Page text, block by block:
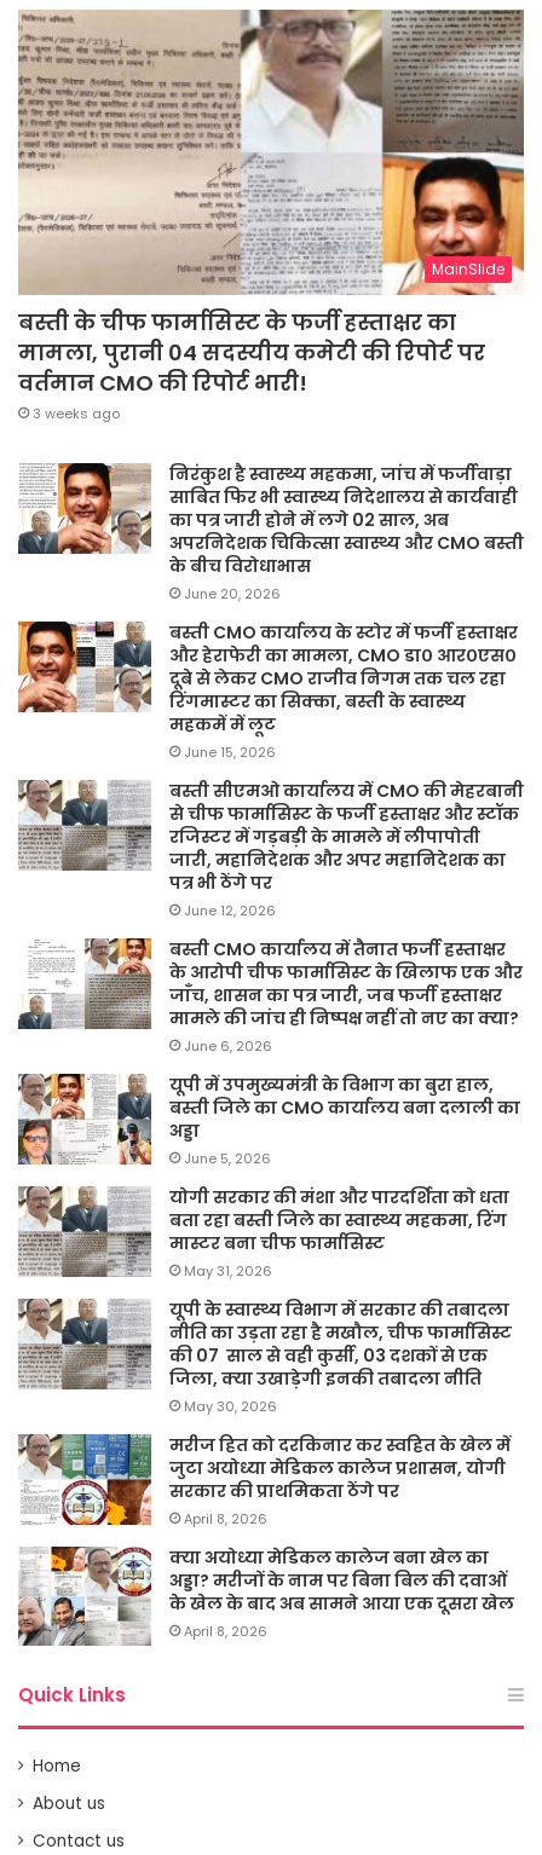
MainSlide
बस्ती के चीफ फार्मासिस्ट के फर्जी हस्ताक्षर का
मामला, पुरानी 04 सदस्यीय कमेटी की रिपोर्ट पर
वर्तमान CMO की रिपोर्ट भारी!
3 weeks ago
निरंकुश है स्वास्थ्य महकमा, जांच में फर्जीवाड़ा
साबित फिर भी स्वास्थ्य निदेशालय से कार्यवाही
का पत्र जारी होने में लगे 02 साल, अब
अपरनिदेशक चिकित्सा स्वास्थ्य और CMO बस्ती
के बीच विरोधाभास
June 20, 2026
बस्ती CMO कार्यालय के स्टोर में फर्जी हस्ताक्षर
और हेराफेरी का मामला, CMO डा० आर०एस०
दूबे से लेकर CMO राजीव निगम तक चल रहा
रिंगमास्टर का सिक्का, बस्ती के स्वास्थ्य
महकमें में लूट
June 15, 2026
बस्ती सीएमओ कार्यालय में CMO की मेहरबानी
से चीफ फार्मासिस्ट के फर्जी हस्ताक्षर और स्टॉक
रजिस्टर में गड़बड़ी के मामले में लीपापोती
जारी, महानिदेशक और अपर महानिदेशक का
पत्र भी ठेंगे पर
June 12, 2026
बस्ती CMO कार्यालय में तैनात फर्जी हस्ताक्षर
के आरोपी चीफ फार्मासिस्ट के खिलाफ एक और
जाँच, शासन का पत्र जारी, जब फर्जी हस्ताक्षर
मामले की जांच ही निष्पक्ष नहीं तो नए का क्या?
June 6, 2026
यूपी में उपमुख्यमंत्री के विभाग का बुरा हाल,
बस्ती जिले का CMO कार्यालय बना दलाली का
अड्डा
June 5, 2026
योगी सरकार की मंशा और पारदर्शिता को धता
बता रहा बस्ती जिले का स्वास्थ्य महकमा, रिंग
मास्टर बना चीफ फार्मासिस्ट
May 31, 2026
यूपी के स्वास्थ्य विभाग में सरकार की तबादला
नीति का उड़ता रहा है मखौल, चीफ फार्मासिस्ट
की 07 साल से वही कुर्सी, 03 दशकों से एक
जिला, क्या उखाड़ेगी इनकी तबादला नीति
May 30, 2026
मरीज हित को दरकिनार कर स्वहित के खेल में
जुटा अयोध्या मेडिकल कालेज प्रशासन, योगी
सरकार की प्राथमिकता ठेंगे पर
April 8, 2026
क्या अयोध्या मेडिकल कालेज बना खेल का
अड्डा? मरीजों के नाम पर बिना बिल की दवाओं
के खेल के बाद अब सामने आया एक दूसरा खेल
April 8, 2026
Quick Links
Home
About us
Contact us